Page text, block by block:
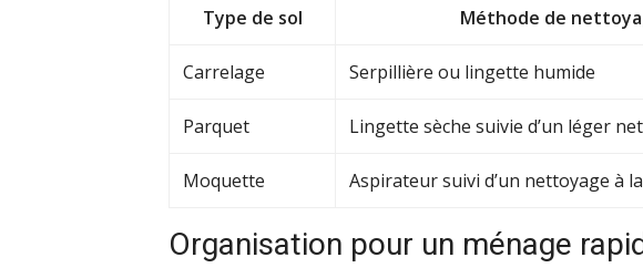
Type de sol Méthode de
Carrelage Serpillière ou lingette humide
Parquet Lingette sèche suivie d’un léger
Moquette Aspirateur suivi d’un nettoyage à
Organisation pour un ménage